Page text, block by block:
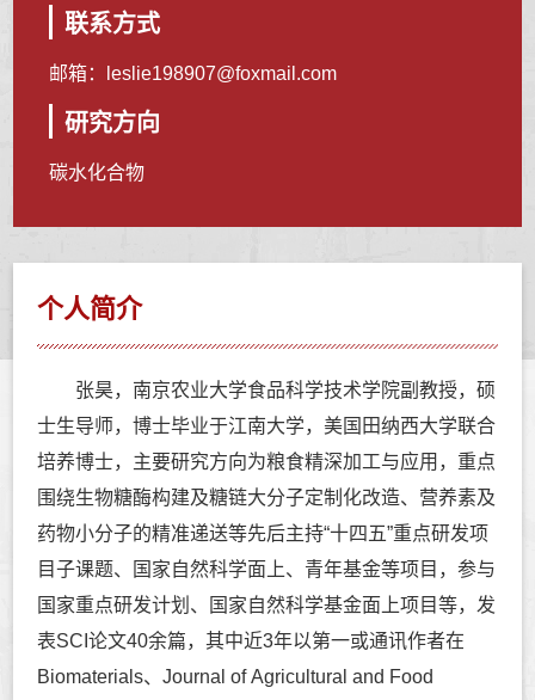
联系方式
邮箱： leslie198907@foxmail.com
研究方向
碳水化合物
个人简介
张昊，南京农业大学食品科学技术学院副教授，硕
士生导师，博士毕业于江南大学，美国田纳西大学联合
培养博士，主要研究方向为粮食精深加工与应用，重点
围绕生物糖酶构建及糖链大分子定制化改造、营养素及
药物小分子的精准递送等先后主持“十四五”重点研发项
目子课题、国家自然科学面上、青年基金等项目，参与
国家重点研发计划、国家自然科学基金面上项目等，发
表SCI论文40余篇，其中近3年以第一或通讯作者在
Biomaterials、Journal of Agricultural and Food